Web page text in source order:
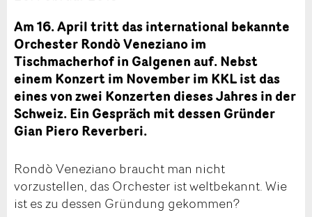
Am 16. April tritt das international bekannte
Orchester Rondò Veneziano im
Tischmacherhof in Galgenen auf. Nebst
einem Konzert im November im KKL ist das
eines von zwei Konzerten dieses Jahres in der
Schweiz. Ein Gespräch mit dessen Gründer
Gian Piero Reverberi.
Rondò Veneziano braucht man nicht
vorzustellen, das Orchester ist weltbekannt. Wie
ist es zu dessen Gründung gekommen?